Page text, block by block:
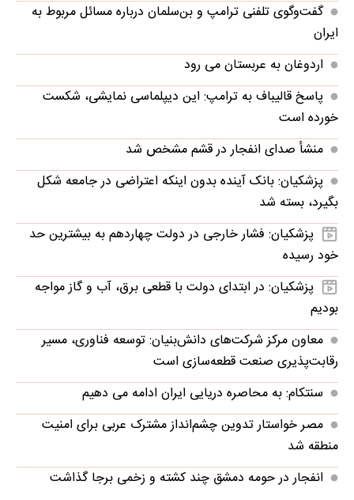
گفت‌وگوی تلفنی ترامپ و بن‌سلمان درباره مسائل مربوط به
ایران
اردوغان به عربستان می رود
پاسخ قالیباف به ترامپ: این دیپلماسی نمایشی، شکست
خورده است
منشأ صدای انفجار در قشم مشخص شد
پزشکیان: بانک آینده بدون اینکه اعتراضی در جامعه شکل
بگیرد، بسته شد
پزشکیان: فشار خارجی در دولت چهاردهم به بیشترین حد
خود رسیده
پزشکیان: در ابتدای دولت با قطعی برق، آب و گاز مواجه
بودیم
معاون مرکز شرکت‌های دانش‌بنیان: توسعه فناوری، مسیر
رقابت‌پذیری صنعت قطعه‌سازی است
سنتکام: به محاصره دریایی ایران ادامه می دهیم
مصر خواستار تدوین چشم‌انداز مشترک عربی برای امنیت
منطقه شد
انفجار در حومه دمشق چند کشته و زخمی برجا گذاشت